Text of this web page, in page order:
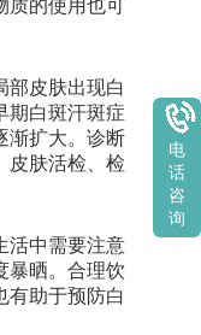
质的使用也可
皮肤出现白
期白斑汗斑症
渐扩大。诊断
皮肤活检、检
中需要注意
暴晒。合理饮
有助于预防白
电
话
咨
询